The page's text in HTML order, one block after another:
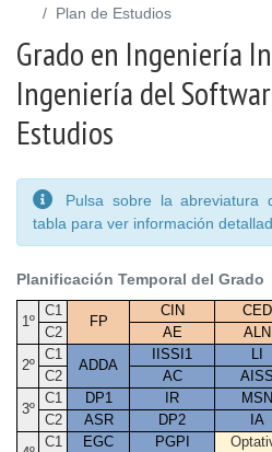
Plan de Estudios
Grado en Ingeniería
Ingeniería del
Estudios
Pulsa sobre la abreviatura
tabla para ver información
Planificación Temporal del Grado
1º
C1
FP
CIN CED
C2
AE ALN
2º
C1
ADDA
IISSI1 LI
C2
AC AISS
3º
C1 DP1 IR MSN
C2
ASR DP2 IA
C1 EGC PGPI